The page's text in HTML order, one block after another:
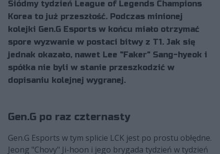
Siódmy tydzień League of Legends Champions
Korea to już przeszłość. Podczas minionej
kolejki Gen.G Esports w końcu miało otrzymać
spore wyzwanie w postaci bitwy z T1. Jak się
jednak okazało, nawet Lee "Faker" Sang-hyeok i
spółka nie byli w stanie przeszkodzić w
dopisaniu kolejnej wygranej.
Gen.G po raz czternasty
Gen.G Esports w tym splicie LCK jest po prostu obłędne.
Jeong "Chovy" Ji-hoon i jego brygada tydzień w tydzień